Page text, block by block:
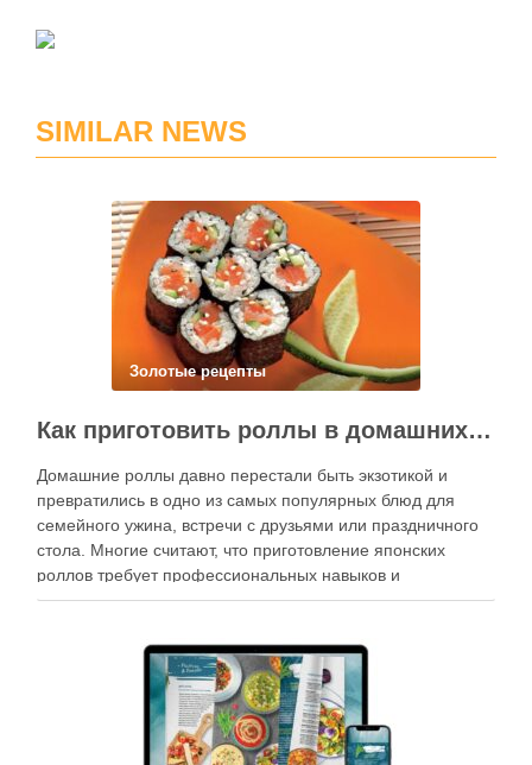
SIMILAR NEWS
Золотые рецепты
Как приготовить роллы в домашних условиях?
Домашние роллы давно перестали быть экзотикой и
превратились в одно из самых популярных блюд для
семейного ужина, встречи с друзьями или праздничного
стола. Многие считают, что приготовление японских
роллов требует профессиональных навыков и
специального оборудования, однако на практике сделать
кухне. Главное — …